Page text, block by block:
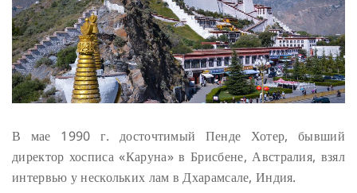
В мае 1990 г. досточтимый Пенде Хотер, бывший
директор хосписа «Каруна» в Брисбене, Австралия, взял
интервью у нескольких лам в Дхарамсале, Индия.